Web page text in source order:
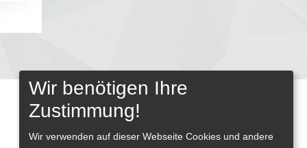
Wir benötigen Ihre
Zustimmung!
Wir verwenden auf dieser Webseite Cookies und andere